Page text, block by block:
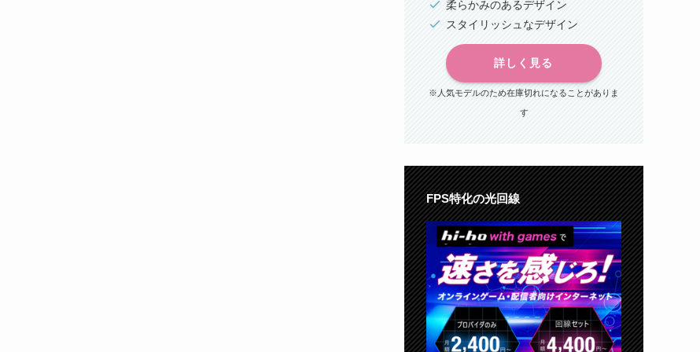
柔らかみのあるデザイン
スタイリッシュなデザイン
詳しく見る
※人気モデルのため在庫切れになることがありま
す
FPS特化の光回線